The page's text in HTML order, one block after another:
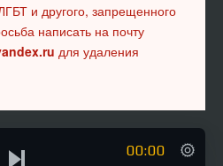
и другого, запрещенного
написать на почту
для удаления
00:00